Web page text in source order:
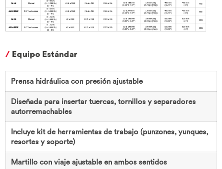
/ Equipo Estándar
Prensa hidráulica con presión ajustable
Diseñada para insertar tuercas, tornillos y separadores
autorremachables
Incluye kit de herramientas de trabajo (punzones, yunques,
resortes y soporte)
Martillo con viaje ajustable en ambos sentidos